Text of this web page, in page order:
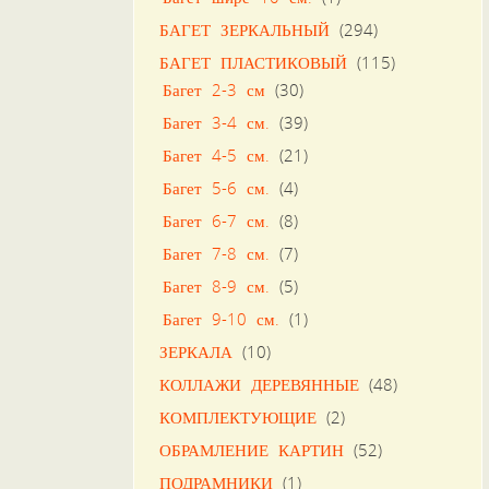
БАГЕТ ЗЕРКАЛЬНЫЙ(294)
БАГЕТ ПЛАСТИКОВЫЙ(115)
Багет 2-3 см (30)
Багет 3-4 см.
(39)
Багет 4-5 см.
(21)
Багет 5-6 см.
(4)
Багет 6-7 см.
(8)
Багет 7-8 см.
(7)
Багет 8-9 см.
(5)
Багет 9-10 см.
(1)
ЗЕРКАЛА (10)
КОЛЛАЖИ ДЕРЕВЯННЫЕ(48)
КОМПЛЕКТУЮЩИЕ(2)
ОБРАМЛЕНИЕ КАРТИН(52)
ПОДРАМНИКИ(1)